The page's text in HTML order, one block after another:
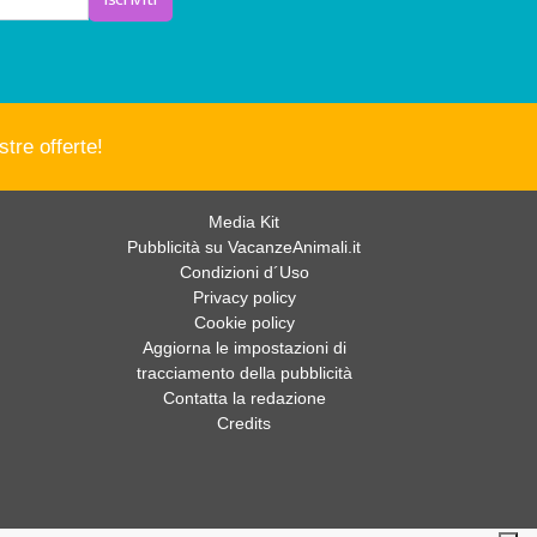
offerte!
Media Kit
Pubblicità su VacanzeAnimali.it
Condizioni d´Uso
Privacy policy
Cookie policy
Aggiorna le impostazioni di
tracciamento della pubblicità
Contatta la redazione
Credits